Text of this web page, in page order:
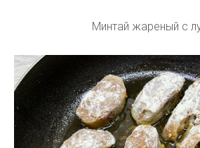
Минтай жареный с